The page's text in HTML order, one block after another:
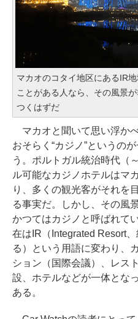
マカオのコタイ地区にあるIR
ことがある人なら、その風景
つくはずだ
マカオと聞いて思い浮か
おそらく“カジノ”というの
う。ポルトガル統治時代（
ル可能なカジノホテルはマ
り、多くの観光客がそれを
る事実だ。しかし、その風
かつてはカジノと呼ばれて
在はIR（Integrated Resort
る）という用語に変わり、
ション（国際会議）、レス
設、ホテルなどが一体とな
ある。